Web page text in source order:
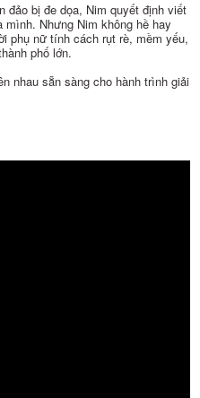
đảo bị đe dọa, Nim quyết định viết
Nhưng Nim không hề hay
phụ nữ tính cách rụt rè, mềm yếu,
phố lớn.
nhau sẵn sàng cho hành trình giải